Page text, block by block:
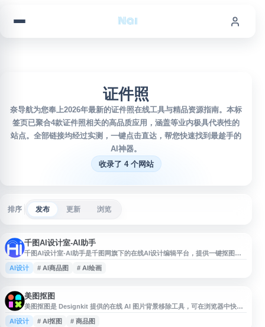
证件照
奈导航为您奉上2026年最新的证件照在线工具与精品资源指南。本标
签页已聚合4款证件照相关的高品质应用，涵盖等业内极具代表性的
站点。全部链接均经过实测，一键点击直达，帮您快速找到最趁手的
AI神器。
收录了 4 个网站
排序 发布 更新 浏览
千图AI设计室-AI助手
千图AI设计室-AI助手是千图网旗下的在线AI设计编辑平台，提供一键抠图、
批量换背景、AI绘画、AI聊天、消除笔、证件照制作、老照片修复、无损放
大、去水印、商品图生成等功能，支持在线编辑与图片处理，适合设计师和日
AI设计 # AI商品图 # AI绘画
美图抠图
美图抠图是 Designkit 提供的在线 AI 图片背景移除工具，可在浏览器中快速
完成抠图与背景处理。用户无需设计基础，上传图片后即可自动识别主体并去
除背景，适用于商品图、证件照、头像、社交媒体图片和营销素材等场景。平
AI设计 # AI抠图 # 商品图